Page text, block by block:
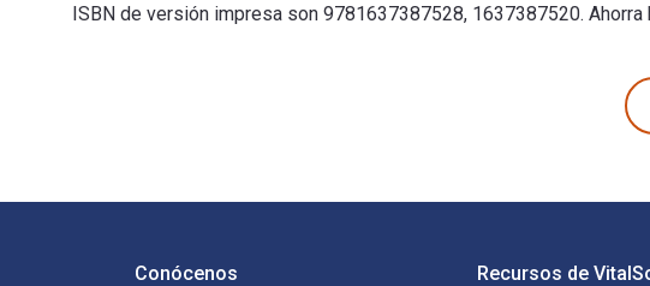
ISBN de versión impresa son 9781637387528, 1637387520.
Conócenos Recursos de